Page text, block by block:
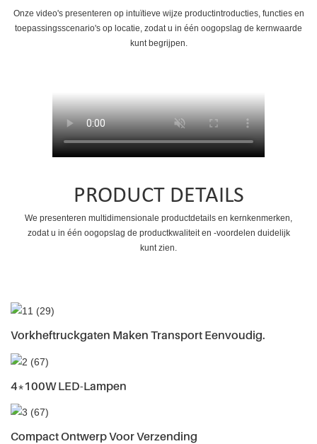
Onze video's presenteren op intuïtieve wijze productintroducties, functies en
toepassingsscenario's op locatie, zodat u in één oogopslag de kernwaarde
kunt begrijpen.
PRODUCT DETAILS
We presenteren multidimensionale productdetails en kernkenmerken,
zodat u in één oogopslag de productkwaliteit en -voordelen duidelijk
kunt zien.
Vorkheftruckgaten Maken Transport Eenvoudig.
4*100W LED-Lampen
Compact Ontwerp Voor Verzending